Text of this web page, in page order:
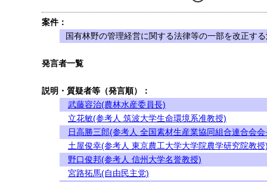
案件：
国有林野の管理経営に関する法律等の一部を改正す
発言者一覧
説明・質疑者等（発言順）：
武藤容治(農林水産委員長)
立花敏(参考人 筑波大学生命環境系准教授)
日高勝三郎(参考人 全国素材生産業協同組合連合会
土屋俊幸(参考人 東京農工大学大学院農学研究院教授
野口俊邦(参考人 信州大学名誉教授)
宮路拓馬(自由民主党)